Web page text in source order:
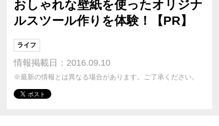
おしゃれな壁紙を使ったオリジナ
ルスツール作りを体験！【PR】
ライフ
情報掲載日：2016.09.10
※最新の情報とは異なる場合があります。ご了承ください。